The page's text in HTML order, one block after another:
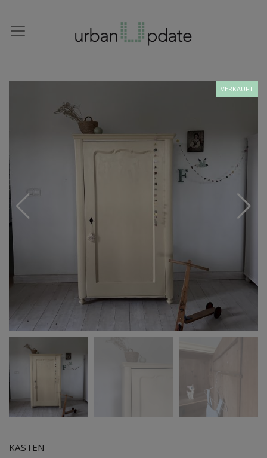
VERKAUFT
KASTEN